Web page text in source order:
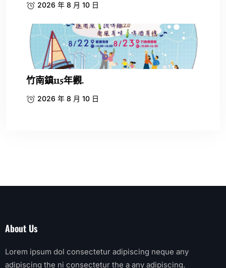
2026 年 8 月 10 日
竹南鎮115年觀.
2026 年 8 月 10 日
About Us
Lorem ipsum dol consectetur adipiscing neque any
adipiscing the ni consectetur the a any adipiscing.